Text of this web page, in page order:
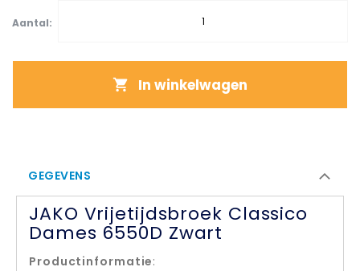
Aantal:
In winkelwagen
GEGEVENS
JAKO Vrijetijdsbroek Classico
Dames 6550D Zwart
Productinformatie: